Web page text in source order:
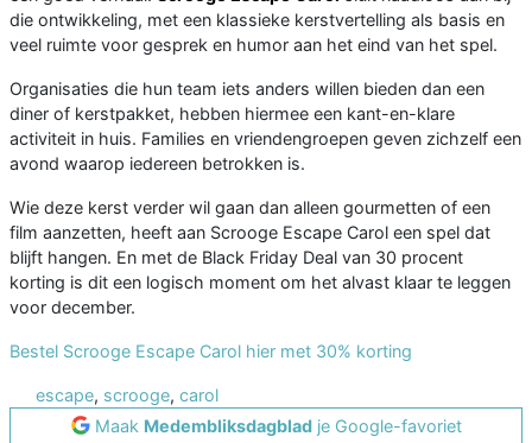
die ontwikkeling, met een klassieke kerstvertelling als basis en
veel ruimte voor gesprek en humor aan het eind van het spel.
Organisaties die hun team iets anders willen bieden dan een
diner of kerstpakket, hebben hiermee een kant-en-klare
activiteit in huis. Families en vriendengroepen geven zichzelf een
avond waarop iedereen betrokken is.
Wie deze kerst verder wil gaan dan alleen gourmetten of een
film aanzetten, heeft aan Scrooge Escape Carol een spel dat
blijft hangen. En met de Black Friday Deal van 30 procent
korting is dit een logisch moment om het alvast klaar te leggen
voor december.
Bestel Scrooge Escape Carol hier met 30% korting
escape, scrooge, carol
Maak Medembliksdagbladje Google-favoriet